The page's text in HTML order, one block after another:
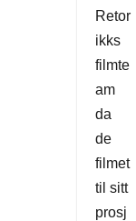
Retor
ikks
filmte
am
da
de
filmet
til sitt
prosj